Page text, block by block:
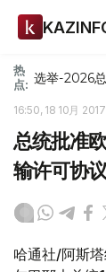
热
点: 选举-2026
16:50, 18 10月 2017
总统批准
输许可协议
哈通社/阿斯